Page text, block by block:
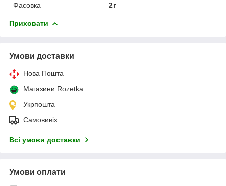
Фасовка
2г
Приховати
Умови доставки
Нова Пошта
Магазини Rozetka
Укрпошта
Самовивіз
Всі умови доставки
Умови оплати